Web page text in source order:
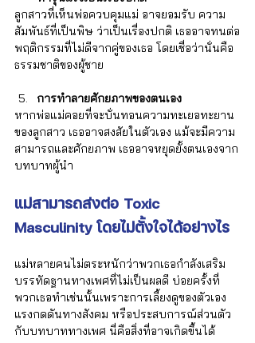
ลูกสาวที่เห็นพ่อควบคุมแม่ อาจยอมรับ ความ
สัมพันธ์ที่เป็นพิษ ว่าเป็นเรื่องปกติ เธออาจทนต่อ
พฤติกรรมที่ไม่ดีจากคู่ของเธอ โดยเชื่อว่านั่นคือ
ธรรมชาติของผู้ชาย
การทำลายศักยภาพของตนเอง
หากพ่อแม่คอยที่จะบั่นทอนความทะเยอทะยาน
ของลูกสาว เธออาจสงสัยในตัวเอง แม้จะมีความ
สามารถและศักยภาพ เธออาจหยุดยั้งตนเองจาก
บทบาทผู้นำ
แม่สามารถส่งต่อ Toxic
Masculinity โดยไม่ตั้งใจได้อย่างไร
แม่หลายคนไม่ตระหนักว่าพวกเธอกำลังเสริม
บรรทัดฐานทางเพศที่ไม่เป็นผลดี บ่อยครั้งที่
พวกเธอทำเช่นนั้นเพราะการเลี้ยงดูของตัวเอง
แรงกดดันทางสังคม หรือประสบการณ์ส่วนตัว
กับบทบาททางเพศ นี่คือสิ่งที่อาจเกิดขึ้นได้